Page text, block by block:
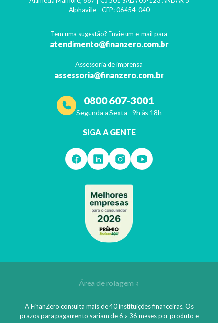
Alphaville- CEP: 06454-040
Tem uma sugestão? Envie um e-mail para
atendimento@finanzero.com.br
Assessoria de imprensa
assessoria@finanzero.com.br
0800 607-3001
Segunda a Sexta - 9h às 18h
SIGA A GENTE
A FinanZero consulta mais de 40 instituições financeiras. Os
prazos para pagamento variam de 6 a 36 meses por produto e